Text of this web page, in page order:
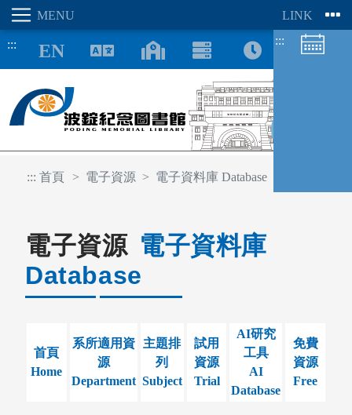
::: :::
::: 首頁 電子資源 電子資料庫 Database
電子資源 電子資料庫
Database
首頁
Home
系所適用資
源
Department
主題排
列
Subject
試用
資源
Trial
AI研究
工具
AI
Database
免費
資源
Free